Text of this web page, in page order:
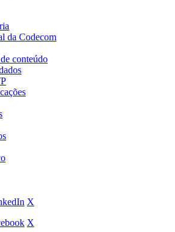
da Codecom
conteúdo
X
X